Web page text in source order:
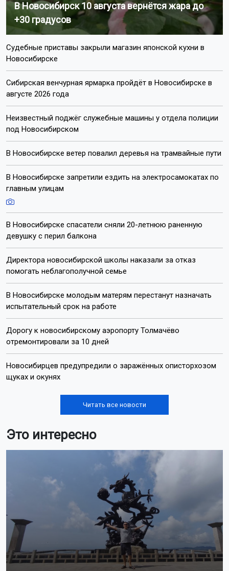
В Новосибирск 10 августа вернётся жара до
+30 градусов
Судебные приставы закрыли магазин японской кухни в
Новосибирске
Сибирская венчурная ярмарка пройдёт в Новосибирске в
августе 2026 года
Неизвестный поджёг служебные машины у отдела полиции
под Новосибирском
В Новосибирске ветер повалил деревья на трамвайные пути
В Новосибирске запретили ездить на электросамокатах по
главным улицам
В Новосибирске спасатели сняли 20-летнюю раненную
девушку с перил балкона
Директора новосибирской школы наказали за отказ
помогать неблагополучной семье
В Новосибирске молодым матерям перестанут назначать
испытательный срок на работе
Дорогу к новосибирскому аэропорту Толмачёво
отремонтировали за 10 дней
Новосибирцев предупредили о заражённых описторхозом
щуках и окунях
Читать все новости
Это интересно